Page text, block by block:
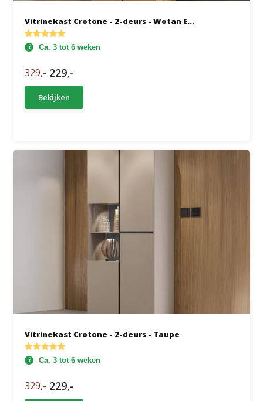
Vitrinekast Crotone - 2-deurs - Wotan E...
Ca. 3 tot 6 weken
329,- 229,-
Bekijken
Vitrinekast Crotone - 2-deurs - Taupe
Ca. 3 tot 6 weken
329,- 229,-